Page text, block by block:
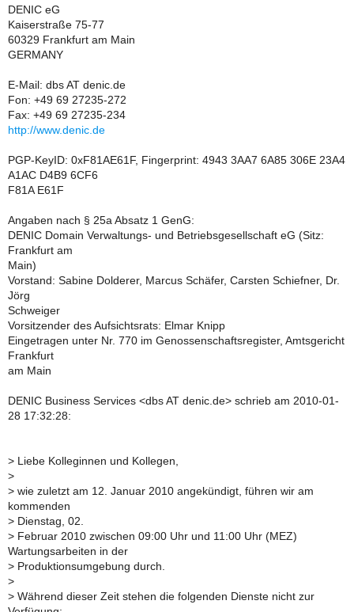
DENIC eG
Kaiserstraße 75-77
60329 Frankfurt am Main
GERMANY
E-Mail: dbs AT denic.de
Fon: +49 69 27235-272
Fax: +49 69 27235-234
http://www.denic.de
PGP-KeyID: 0xF81AE61F, Fingerprint: 4943 3AA7 6A85 306E 23A4
A1AC D4B9 6CF6
F81A E61F
Angaben nach § 25a Absatz 1 GenG:
DENIC Domain Verwaltungs- und Betriebsgesellschaft eG (Sitz:
Frankfurt am
Main)
Vorstand: Sabine Dolderer, Marcus Schäfer, Carsten Schiefner, Dr.
Jörg
Schweiger
Vorsitzender des Aufsichtsrats: Elmar Knipp
Eingetragen unter Nr. 770 im Genossenschaftsregister, Amtsgericht
Frankfurt
am Main
DENIC Business Services <dbs AT denic.de> schrieb am 2010-01-
28 17:32:28:
> Liebe Kolleginnen und Kollegen,
>
> wie zuletzt am 12. Januar 2010 angekündigt, führen wir am
kommenden
> Dienstag, 02.
> Februar 2010 zwischen 09:00 Uhr und 11:00 Uhr (MEZ)
Wartungsarbeiten in der
> Produktionsumgebung durch.
>
> Während dieser Zeit stehen die folgenden Dienste nicht zur